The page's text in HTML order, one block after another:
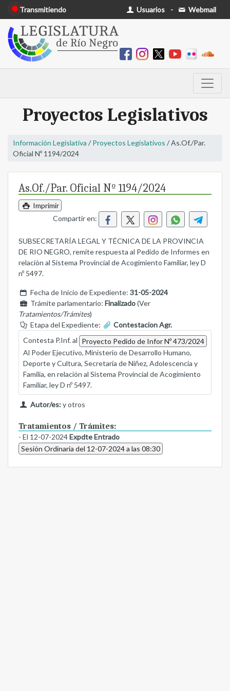
Transmitiendo Usuarios - Webmail
Proyectos Legislativos
Información Legislativa / Proyectos Legislativos / As.Of./Par.
Oficial Nº 1194/2024
As.Of./Par. Oficial Nº 1194/2024
Imprimir
Compartir en:
SUBSECRETARÍA LEGAL Y TÉCNICA DE LA PROVINCIA
DE RIO NEGRO, remite respuesta al Pedido de Informes en
relación al Sistema Provincial de Acogimiento Familiar, ley D
nº 5497.
Fecha de Inicio de Expediente: 31-05-2024
Trámite parlamentario: Finalizado(Ver
Tratamientos/Trámites)
Etapa del Expediente:
Contestacion Agr.
Contesta P.Inf. al Proyecto Pedido de Infor Nº 473/2024
Al Poder Ejecutivo, Ministerio de Desarrollo Humano,
Deporte y Cultura, Secretaría de Niñez, Adolescencia y
Familia, en relación al Sistema Provincial de Acogimiento
Familiar, ley D nº 5497.
Autor/es:y otros
Tratamientos / Trámites:
- El 12-07-2024Expdte Entrado
Sesión Ordinaria del 12-07-2024 a las 08:30